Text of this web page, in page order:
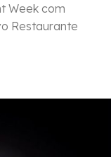
Week com
Restaurante